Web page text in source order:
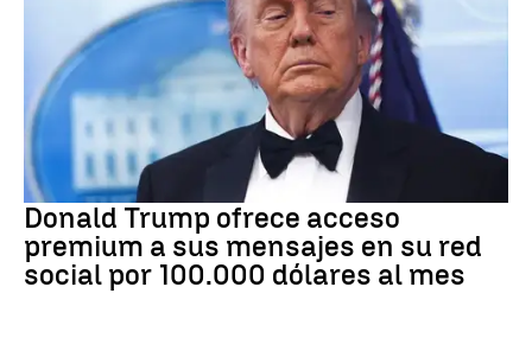
DONALD TRUMP
Donald Trump ofrece acceso
premium a sus mensajes en su red
social por 100.000 dólares al mes